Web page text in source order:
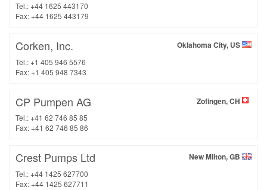
Tel.: +44 1625 443170
Fax: +44 1625 443179
Oklahoma City, US
Corken, Inc.
Tel.: +1 405 946 5576
Fax: +1 405 948 7343
Zofingen, CH
CP Pumpen AG
Tel.: +41 62 746 85 85
Fax: +41 62 746 85 86
New Milton, GB
Crest Pumps Ltd
Tel.: +44 1425 627700
Fax: +44 1425 627711